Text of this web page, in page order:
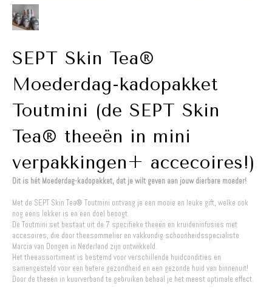
SEPT Skin Tea®
Moederdag-kadopakket
Toutmini (de SEPT Skin
Tea® theeën in mini
verpakkingen+ accecoires!)
Dit is hét Moederdag-kadopakket, dat je wilt geven aan jouw dierbare moeder!
Met de SEPT Skin Tea® Toutmini ontvang je een mooie en leuke gift, welke ook
nog eens lekker is en een doel beoogt.
De Toutmini set bestaat uit de 7 specifieke theeën en kruideninfusies met
accesoires, die door theesommelier en vakkundig schoonheidsspecialiste
Marcia van Dongen in Nederland zijn ontwikkeld.
Het theeassortiment is bestemd voor verschillende huidcondities en
samengesteld voor een betere gezondheid en een gezonde huid van binnenuit!
Door de theeën in kuurverband te gebruiken behaal je het meest optimale effect.